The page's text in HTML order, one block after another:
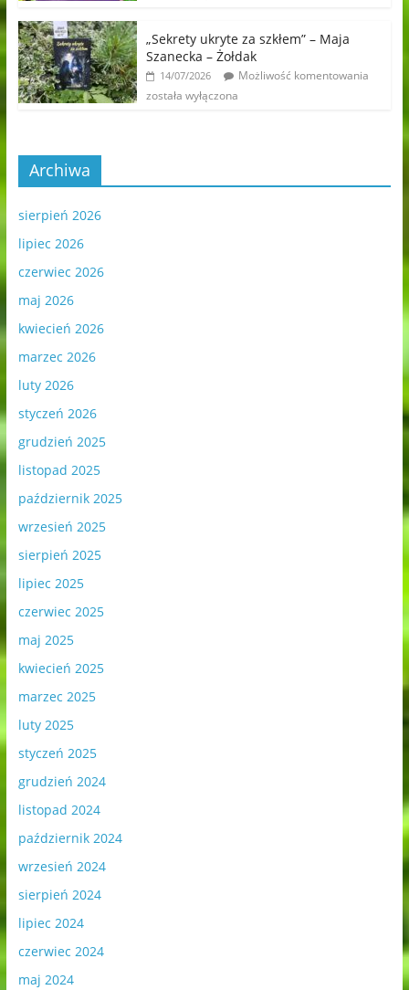
„Sekrety ukryte za szkłem” – Maja
Szanecka – Żołdak
14/07/2026
Możliwość komentowania
została wyłączona
Archiwa
sierpień 2026
lipiec 2026
czerwiec 2026
maj 2026
kwiecień 2026
marzec 2026
luty 2026
styczeń 2026
grudzień 2025
listopad 2025
październik 2025
wrzesień 2025
sierpień 2025
lipiec 2025
czerwiec 2025
maj 2025
kwiecień 2025
marzec 2025
luty 2025
styczeń 2025
grudzień 2024
listopad 2024
październik 2024
wrzesień 2024
sierpień 2024
lipiec 2024
czerwiec 2024
maj 2024